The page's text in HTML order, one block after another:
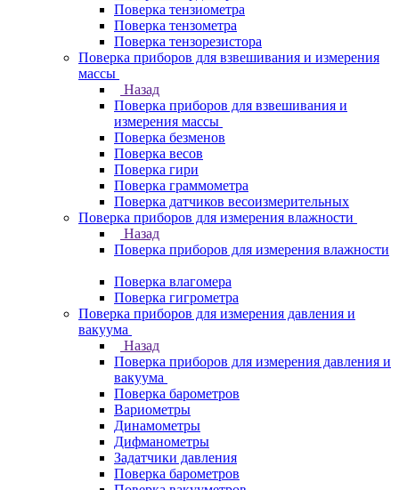
Поверка тензиометра
Поверка тензометра
Поверка тензорезистора
Поверка приборов для взвешивания и измерения
массы
Назад
Поверка приборов для взвешивания и
измерения массы
Поверка безменов
Поверка весов
Поверка гири
Поверка граммометра
Поверка датчиков весоизмерительных
Поверка приборов для измерения влажности
Назад
Поверка приборов для измерения влажности
Поверка влагомера
Поверка гигрометра
Поверка приборов для измерения давления и
вакуума
Назад
Поверка приборов для измерения давления и
вакуума
Поверка барометров
Вариометры
Динамометры
Дифманометры
Задатчики давления
Поверка барометров